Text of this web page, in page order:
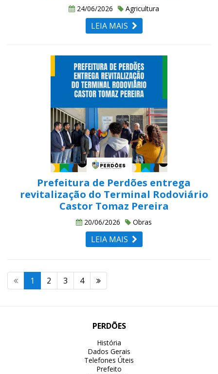
24/06/2026 Agricultura
LEIA MAIS
Prefeitura de Perdões entrega
revitalização do Terminal Rodoviário
Castor Tomaz Pereira
20/06/2026 Obras
LEIA MAIS
1 2 3 4
PERDÕES
História
Dados Gerais
Telefones Úteis
Prefeito